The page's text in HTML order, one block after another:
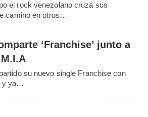
el rock venezolano cruza sus
camino en otros…
‘Franchise’ junto a
su nuevo single Franchise con
y ya…